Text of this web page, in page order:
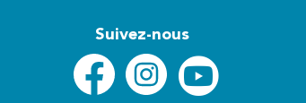
Suivez-nous